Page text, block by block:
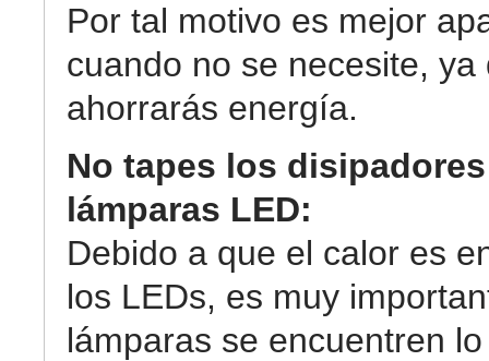
Por tal motivo es mejor
cuando no se necesite, ya
ahorrarás energía.
No tapes los
lámparas LED:
Debido a que el calor es
los LEDs, es muy
lámparas se encuentren